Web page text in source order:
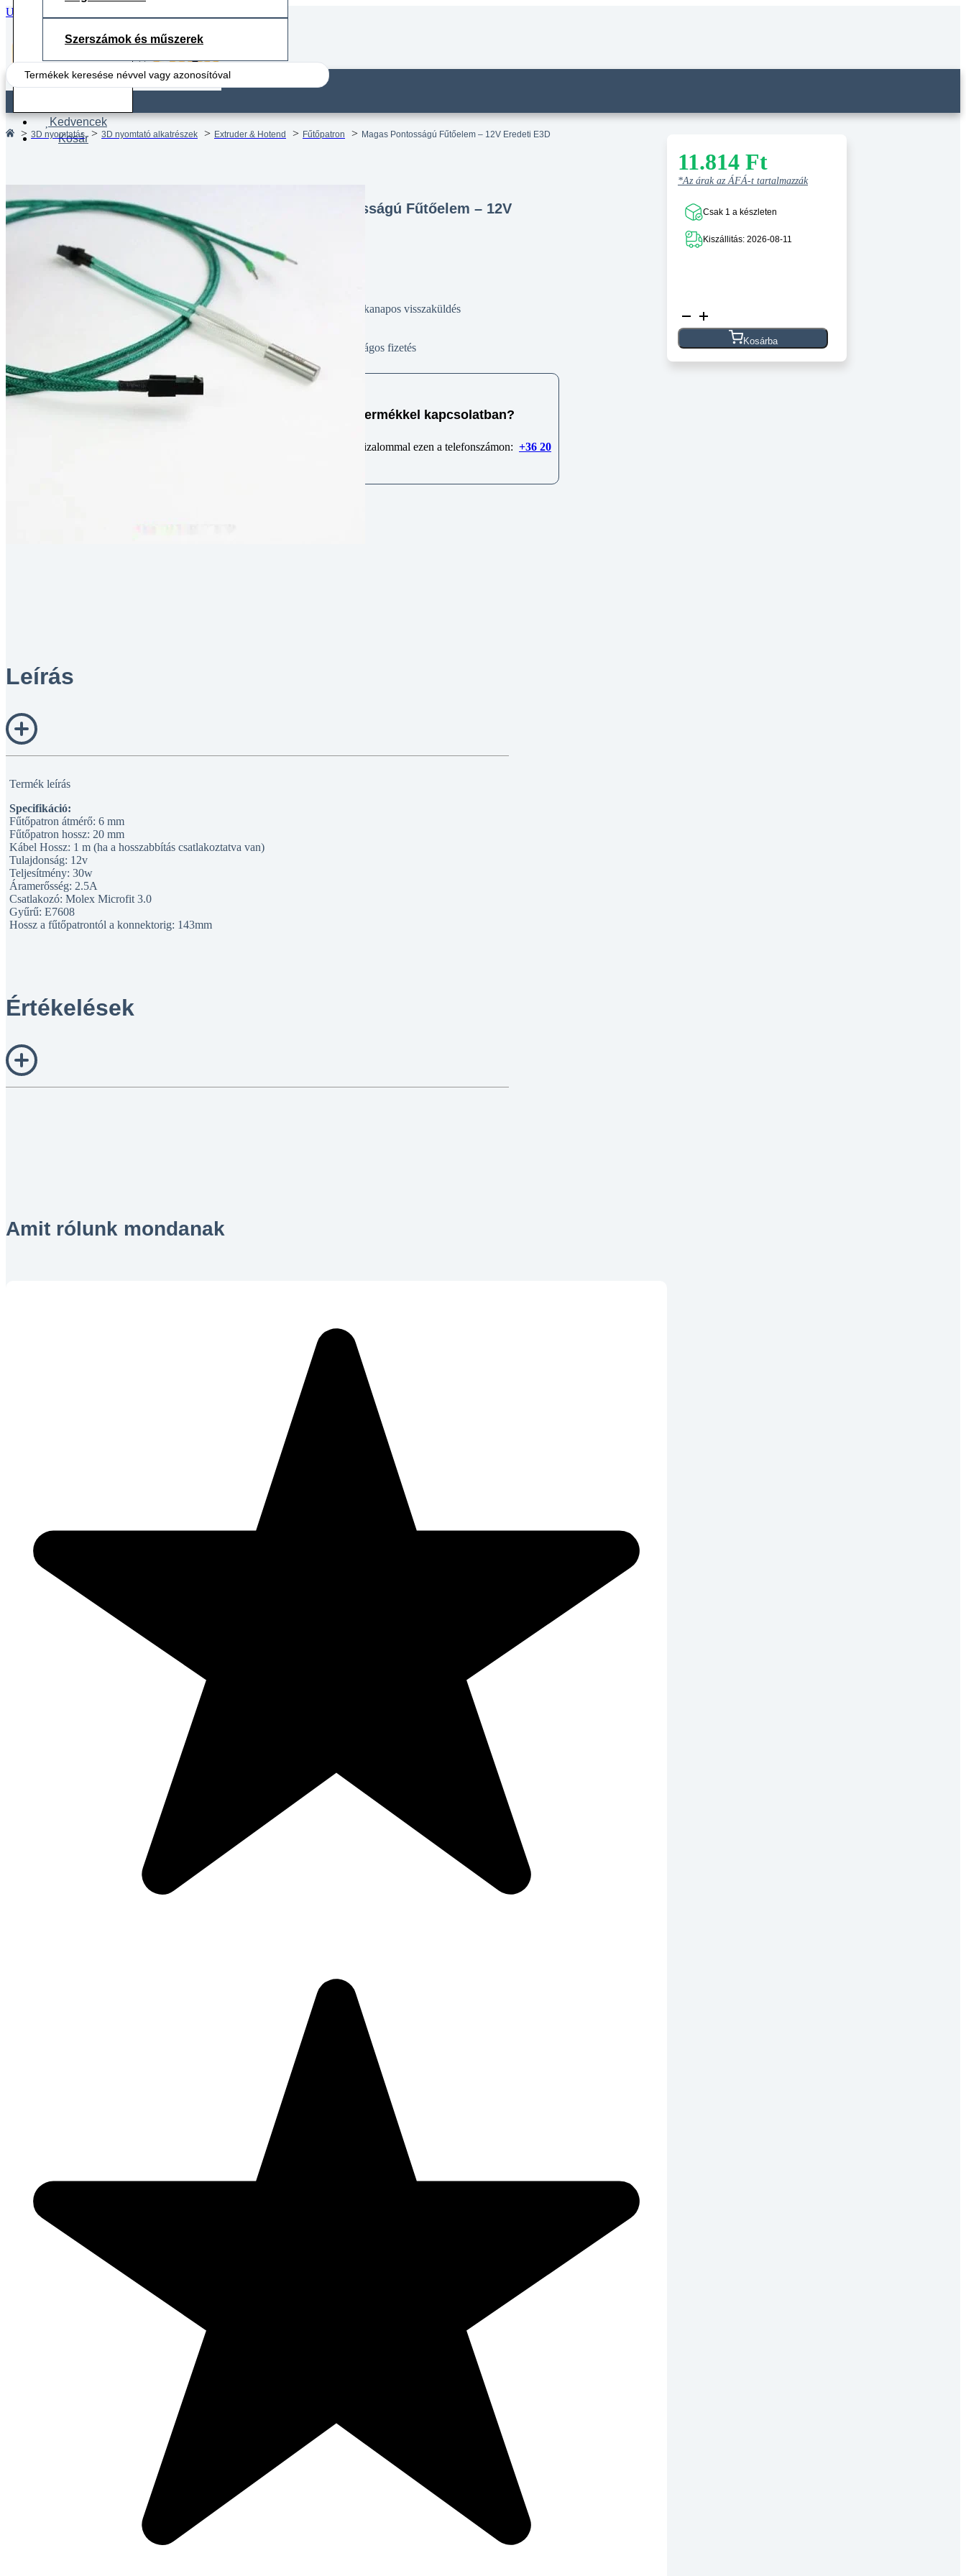
Ugrás a fő tartalomhoz
Search
...
Kedvencek
Kosár
Szerszámok és műszerek
3D nyomtatás 3D nyomtató alkatrészek Extruder & Hotend Fűtőpatron Magas Pontosságú Fűtőelem – 12V Eredeti E3D
Magas Pontosságú Fűtőelem – 12V
14 munkanapos visszaküldés
Biztonságos fizetés
Kérdése van termékkel kapcsolatban?
Keressen minket bizalommal ezen a telefonszámon: +36 20
Leírás
Termék leírás
Specifikáció:
Fűtőpatron átmérő: 6 mm
Fűtőpatron hossz: 20 mm
Kábel Hossz: 1 m (ha a hosszabbítás csatlakoztatva van)
Tulajdonság: 12v
Teljesítmény: 30w
Áramerősség: 2.5A
Csatlakozó: Molex Microfit 3.0
Gyűrű: E7608
Hossz a fűtőpatrontól a konnektorig: 143mm
Értékelések
Amit rólunk mondanak
11.814 Ft
*Az árak az ÁFÁ-t tartalmazzák
Csak 1 a készleten
Kiszállitás: 2026-08-11
Magas
Pontosságú
-
12V
Kosárba